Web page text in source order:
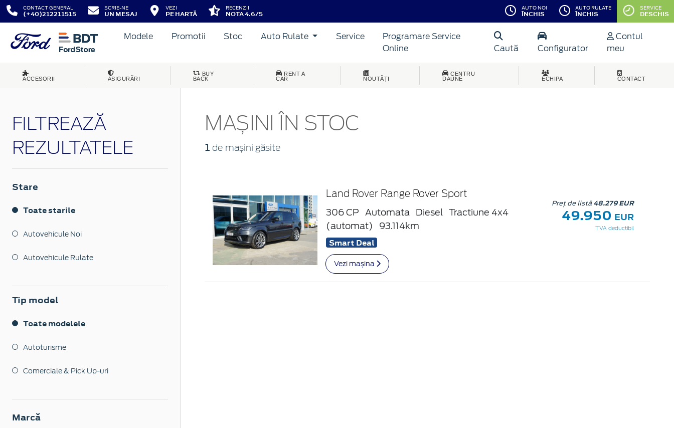
CONTACT GENERAL
(+40)212211515
SCRIE-NE
UN MESAJ
VEZI
PE HARTĂ
RECENZII
NOTA 4.6/5
AUTO NOI
ÎNCHIS
AUTO RULATE
ÎNCHIS
SERVICE
DESCHIS
Modele Promotii Stoc Auto Rulate Service
Programare Service
Online
Caută Configurator
Contul
meu
ACCESORII ASIGURĂRI
BUY
BACK
RENT A
CAR
NOUTĂȚI
CENTRU
DAUNE
ECHIPA CONTACT
FILTREAZĂ
REZULTATELE
Stare
Toate starile
Autovehicule Noi
Autovehicule Rulate
Tip model
Toate modelele
Autoturisme
Comerciale & Pick Up-uri
Marcă
MAȘINI ÎN STOC
1 de mașini găsite
Land Rover Range Rover Sport
306 CP Automata Diesel
Tractiune 4x4
(automat)
93.114km
Smart Deal
Preț de listă48.279 EUR
49.950 EUR
TVA deductibil
Vezi mașina